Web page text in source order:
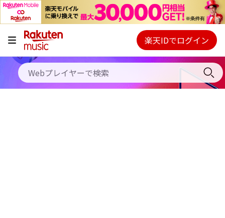
キャンペーン
料金プラン
使い方
Webプレイヤー
ご契約内容の確認・変更
楽天IDでログイン